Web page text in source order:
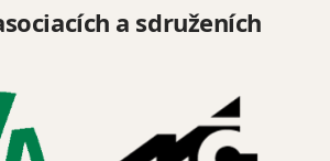
a sdruženích